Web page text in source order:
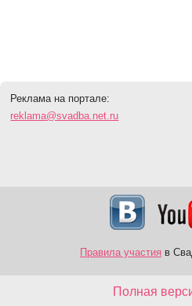
Реклама на портале:
reklama@svadba.net.ru
Правила участия в
Полная